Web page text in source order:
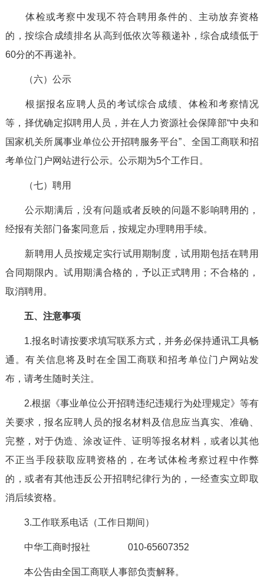
体检或考察中发现不符合聘用条件的、主动放弃资格
的，按综合成绩排名从高到低依次等额递补，综合成绩低于
60分的不再递补。
（六）公示
根据报名应聘人员的考试综合成绩、体检和考察情况
等，择优确定拟聘用人员，并在人力资源社会保障部“中央和
国家机关所属事业单位公开招聘服务平台”、全国工商联和招
考单位门户网站进行公示。公示期为5个工作日。
（七）聘用
公示期满后，没有问题或者反映的问题不影响聘用的，
经报有关部门备案同意后，按规定办理聘用手续。
新聘用人员按规定实行试用期制度，试用期包括在聘用
合同期限内。试用期满合格的，予以正式聘用；不合格的，
取消聘用。
五、注意事项
1.报名时请按要求填写联系方式，并务必保持通讯工具畅
通。有关信息将及时在全国工商联和招考单位门户网站发
布，请考生随时关注。
2.根据《事业单位公开招聘违纪违规行为处理规定》等有
关要求，报名应聘人员的报名材料及信息应当真实、准确、
完整，对于伪造、涂改证件、证明等报名材料，或者以其他
不正当手段获取应聘资格的，在考试体检考察过程中作弊
的，或者有其他违反公开招聘纪律行为的，一经查实立即取
消后续资格。
3.工作联系电话（工作日期间）
中华工商时报社 010-65607352
本公告由全国工商联人事部负责解释。